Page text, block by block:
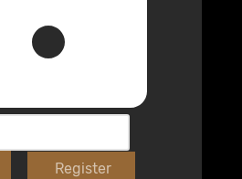
Register